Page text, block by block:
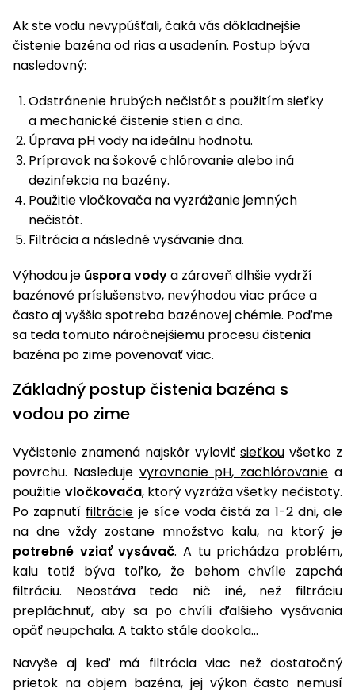
Ak ste vodu nevypúšťali, čaká vás dôkladnejšie
čistenie bazéna od rias a usadenín. Postup býva
nasledovný:
Odstránenie hrubých nečistôt s použitím sieťky
a mechanické čistenie stien a dna.
Úprava pH vody na ideálnu hodnotu.
Prípravok na šokové chlórovanie alebo iná
dezinfekcia na bazény.
Použitie vločkovača na vyzrážanie jemných
nečistôt.
Filtrácia a následné vysávanie dna.
Výhodou je úspora vodya zároveň dlhšie vydrží
bazénové príslušenstvo, nevýhodou viac práce a
často aj vyššia spotreba bazénovej chémie. Poďme
sa teda tomuto náročnejšiemu procesu čistenia
bazéna po zime povenovať viac.
Základný postup čistenia bazéna s
vodou po zime
Vyčistenie znamená najskôr vyloviť sieťkou všetko z
povrchu. Nasleduje vyrovnanie pH, zachlórovanie a
použitie vločkovača, ktorý vyzráža všetky nečistoty.
Po zapnutí filtrácie je síce voda čistá za 1-2 dni, ale
na dne vždy zostane množstvo kalu, na ktorý je
potrebné vziať vysávač. A tu prichádza problém,
kalu totiž býva toľko, že behom chvíle zapchá
filtráciu. Neostáva teda nič iné, než filtráciu
prepláchnuť, aby sa po chvíli ďalšieho vysávania
opäť neupchala. A takto stále dookola...
Navyše aj keď má filtrácia viac než dostatočný
prietok na objem bazéna, jej výkon často nemusí